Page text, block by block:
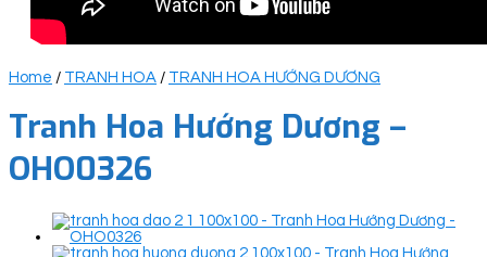
Home / TRANH HOA / TRANH HOA HƯỚNG DƯƠNG
Tranh Hoa Hướng Dương –
OHO0326